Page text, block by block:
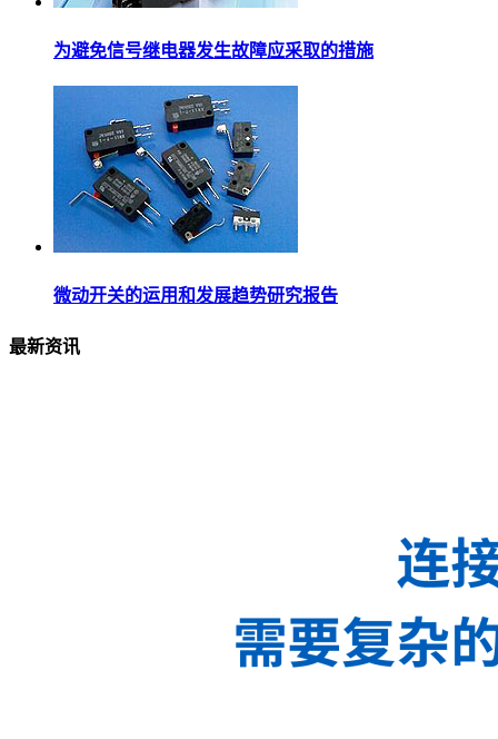
为避免信号继电器发生故障应采取的措施
微动开关的运用和发展趋势研究报告
最新资讯